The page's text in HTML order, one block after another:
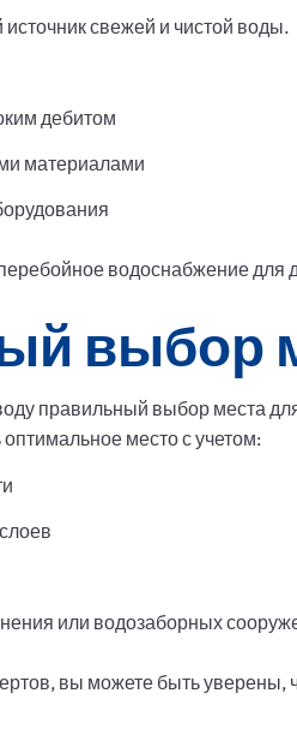
свежей и чистой воды.
дебитом
материалами
водоснабжение для
выбор
правильный выбор места
место с учетом:
или водозаборных
вы можете быть уверены,